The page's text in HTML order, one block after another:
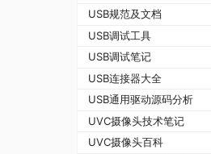
USB规范及文档
USB调试工具
USB调试笔记
USB连接器大全
USB通用驱动源码分析
UVC摄像头技术笔记
UVC摄像头百科